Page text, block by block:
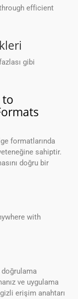
efficient
gibi
to
formatlarında
sahiptir.
doğru bir
with
doğrulama
ve uygulama
erişim anahtarı